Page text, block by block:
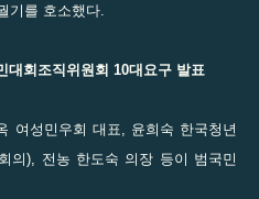
기를 호소했다.
대회조직위원회 10대요구 발표
여성민우회 대표, 윤희숙 한국청년
의), 전농 한도숙 의장 등이 범국민